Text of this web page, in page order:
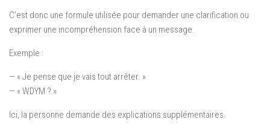
C’est donc une formule utilisée pour demander une clarification ou
exprimer une incompréhension face à un message.
Exemple :
— « Je pense que je vais tout arrêter. »
— « WDYM ? »
Ici, la personne demande des explications supplémentaires.